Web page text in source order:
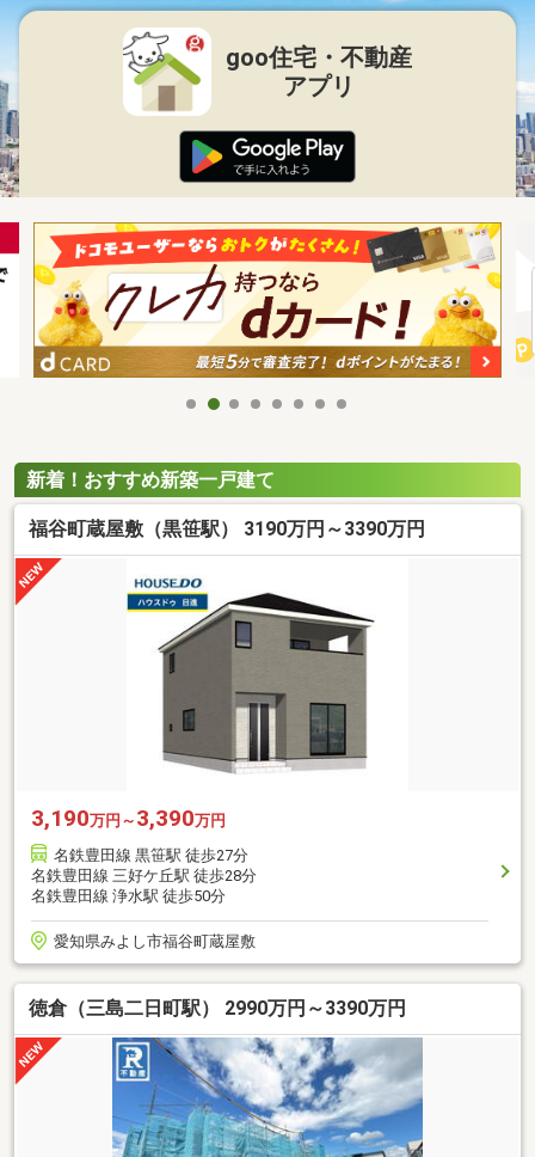
goo住宅・不動産
アプリ
新着！おすすめ新築一戸建て
福谷町蔵屋敷（黒笹駅） 3190万円～3390万円
3,190万円～ 3,390万円
名鉄豊田線 黒笹駅 徒歩27分
名鉄豊田線 三好ケ丘駅 徒歩28分
名鉄豊田線 浄水駅 徒歩50分
愛知県みよし市福谷町蔵屋敷
徳倉（三島二日町駅） 2990万円～3390万円